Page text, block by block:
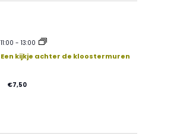
11:00 -13:00
Een kijkje achter de kloostermuren
€7,50